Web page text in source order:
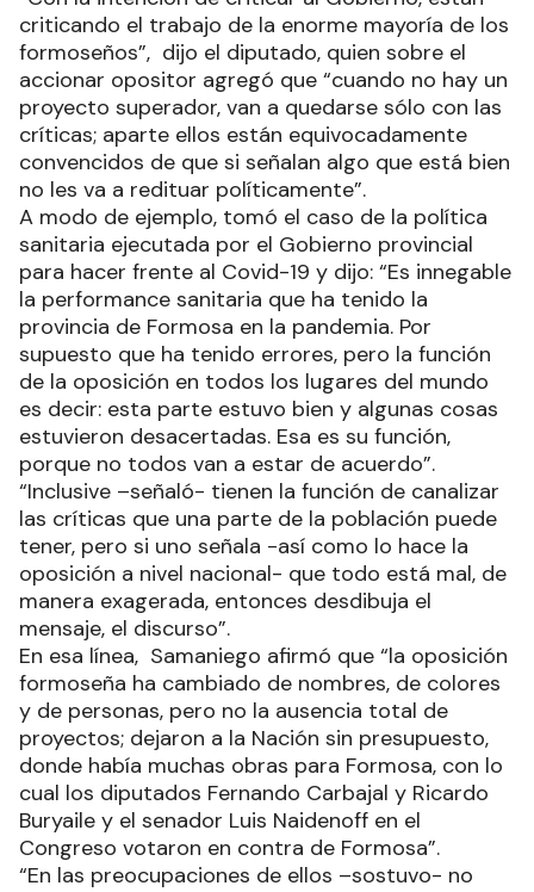
criticando el trabajo de la enorme mayoría de los
formoseños”, dijo el diputado, quien sobre el
accionar opositor agregó que “cuando no hay un
proyecto superador, van a quedarse sólo con las
críticas; aparte ellos están equivocadamente
convencidos de que si señalan algo que está bien
no les va a redituar políticamente”.
A modo de ejemplo, tomó el caso de la política
sanitaria ejecutada por el Gobierno provincial
para hacer frente al Covid-19 y dijo: “Es innegable
la performance sanitaria que ha tenido la
provincia de Formosa en la pandemia. Por
supuesto que ha tenido errores, pero la función
de la oposición en todos los lugares del mundo
es decir: esta parte estuvo bien y algunas cosas
estuvieron desacertadas. Esa es su función,
porque no todos van a estar de acuerdo”.
“Inclusive –señaló- tienen la función de canalizar
las críticas que una parte de la población puede
tener, pero si uno señala -así como lo hace la
oposición a nivel nacional- que todo está mal, de
manera exagerada, entonces desdibuja el
mensaje, el discurso”.
En esa línea, Samaniego afirmó que “la oposición
formoseña ha cambiado de nombres, de colores
y de personas, pero no la ausencia total de
proyectos; dejaron a la Nación sin presupuesto,
donde había muchas obras para Formosa, con lo
cual los diputados Fernando Carbajal y Ricardo
Buryaile y el senador Luis Naidenoff en el
Congreso votaron en contra de Formosa”.
“En las preocupaciones de ellos –sostuvo- no